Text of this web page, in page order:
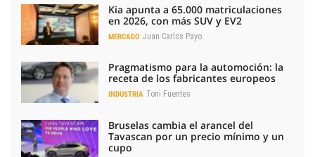
Kia apunta a 65.000 matriculaciones
en 2026, con más SUV y EV2
MERCADO Juan Carlos Payo
Pragmatismo para la automoción: la
receta de los fabricantes europeos
INDUSTRIA Toni Fuentes
Bruselas cambia el arancel del
Tavascan por un precio mínimo y un
cupo